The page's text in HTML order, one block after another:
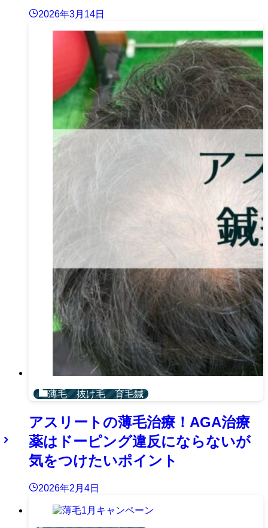
2026年3月14日
薄毛 抜け毛 育毛鍼
アスリートの薄毛治療！AGA治療
薬はドーピング違反にならないが
気をつけたいポイント
2026年2月4日